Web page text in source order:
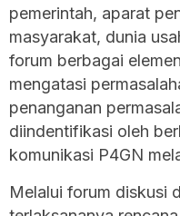
pemerintah, aparat
masyarakat, dunia
forum berbagai
mengatasi
penanganan
diindentifikasi oleh
komunikasi P4GN
Melalui forum diskusi